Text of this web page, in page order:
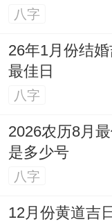
切忌在雨雪雷
阴雨天气气场
晴朗干燥之日进
动土前必须举
灵同祖先~求的
直接动工~在这
重！
八字
26年1月份结
最佳日
八字
2026农历8月
是多少号
八字
12月份黄道吉